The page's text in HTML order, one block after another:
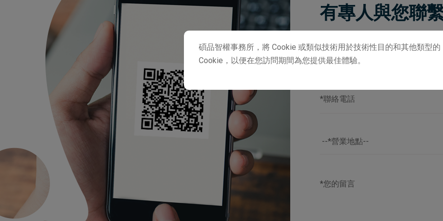
碩品智權事務所，將 Cookie 或類似技術用於技術性目的和其他類型的
Cookie，以便在您訪問期間為您提供最佳體驗。
有專人與您聯